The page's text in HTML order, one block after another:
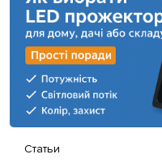
Статьи